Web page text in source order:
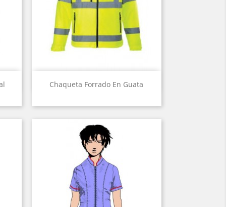
Chaqueta Forrado En Guata
Vista rápida